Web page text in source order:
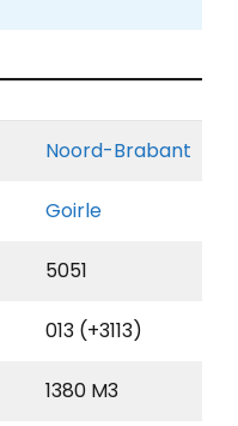
Noord-Brabant
Goirle
5051
013 (+3113)
1380 M3